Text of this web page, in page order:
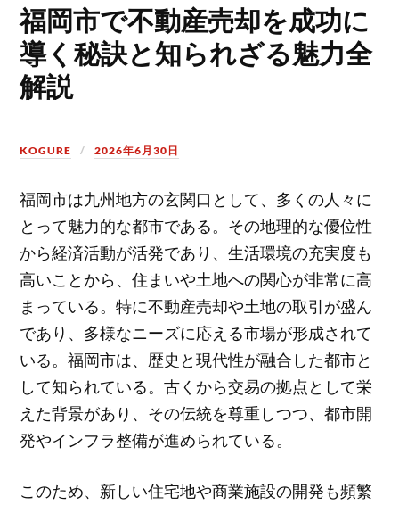
福岡市で不動産売却を成功に
導く秘訣と知られざる魅力全
解説
KOGURE 2026年6月30日
福岡市は九州地方の玄関口として、多くの人々に
とって魅力的な都市である。 その地理的な優位性
から経済活動が活発であり、生活環境の充実度も
高いことから、住まいや土地への関心が非常に高
まっている。特に不動産売却や土地の取引が盛ん
であり、多様なニーズに応える市場が形成されて
いる。福岡市は、歴史と現代性が融合した都市と
して知られている。古くから交易の拠点として栄
えた背景があり、その伝統を尊重しつつ、都市開
発やインフラ整備が進められている。
このため、新しい住宅地や商業施設の開発も頻繁